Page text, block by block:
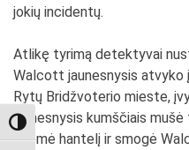
TOGGLE HIGH CONTRAST
jokių incidentų.
Atlikę tyrimą detektyvai
Walcott jaunesnysis atvyko
Rytų Bridžvoterio mieste,
jaunesnysis kumščiais
paėmė hantelį ir smogė